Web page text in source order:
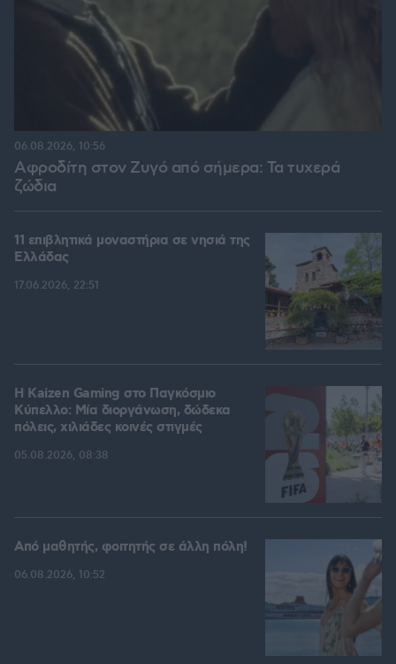
Αφροδίτη στον Ζυγό από σήμερα: Τα τυχερά
ζώδια
06.08.2026, 10:56
11 επιβλητικά μοναστήρια σε νησιά της
Ελλάδας
17.06.2026, 22:51
H Kaizen Gaming στο Παγκόσμιο
Kύπελλο: Μία διοργάνωση, δώδεκα
πόλεις, χιλιάδες κοινές στιγμές
05.08.2026, 08:38
Από μαθητής, φοιτητής σε άλλη πόλη!
06.08.2026, 10:52